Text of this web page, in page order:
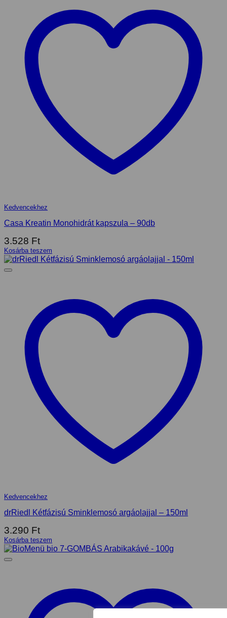
Kedvencekhez
Casa Kreatin Monohidrát kapszula – 90db
3.528 Ft
Kosárba teszem
Kedvencekhez
drRiedl Kétfázisú Sminklemosó argáolajjal – 150ml
3.290 Ft
Kosárba teszem